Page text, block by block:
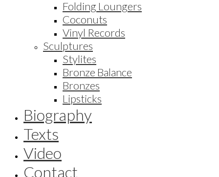
Folding Loungers
Coconuts
Vinyl Records
Sculptures
Stylites
Bronze Balance
Bronzes
Lipsticks
Biography
Texts
Video
Contact